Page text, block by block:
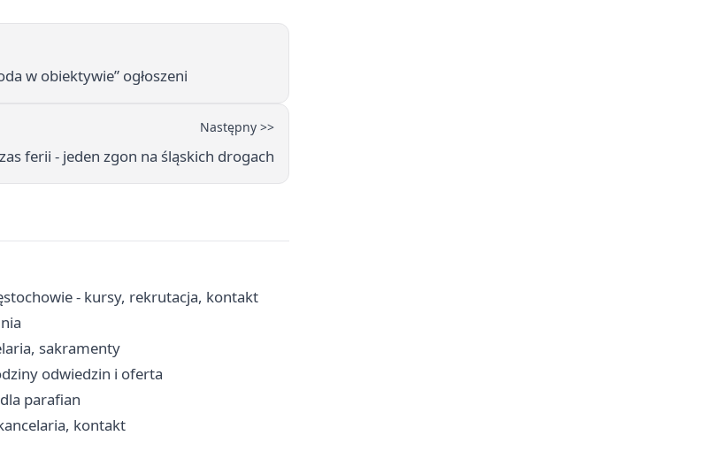
w obiektywie” ogłoszeni
Następny >>
ferii - jeden zgon na śląskich drogach
- kursy, rekrutacja, kontakt
sakramenty
odwiedzin i oferta
parafian
kontakt